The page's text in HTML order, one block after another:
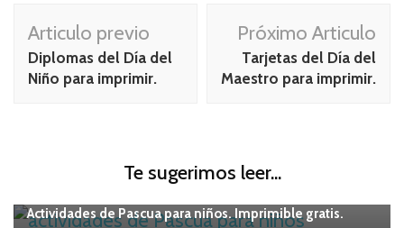
Navegación
de
publicación
Articulo previo
Diplomas del Día del
Niño para imprimir.
Próximo Articulo
Tarjetas del Día del
Maestro para imprimir.
Te sugerimos leer...
Niños
Actividades de Pascua para niños. Imprimible gratis.